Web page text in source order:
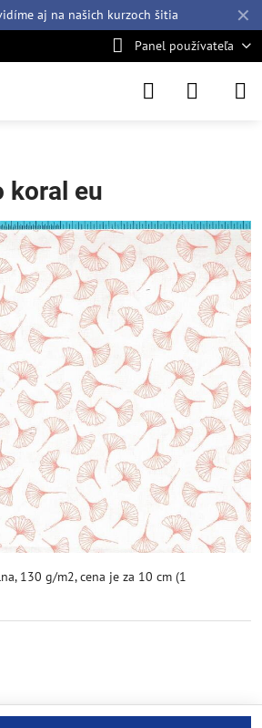
✕
aj na našich kurzoch šitia
Panel používateľa
koral eu
130 g/m2, cena je za 10 cm (1